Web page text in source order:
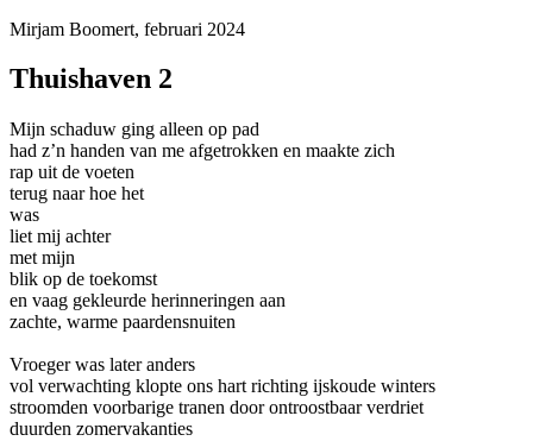
Mirjam Boomert, februari 2024
Thuishaven 2
Mijn schaduw ging alleen op pad
had z’n handen van me afgetrokken en maakte zich
rap uit de voeten
terug naar hoe het
was
liet mij achter
met mijn
blik op de toekomst
en vaag gekleurde herinneringen aan
zachte, warme paardensnuiten
Vroeger was later anders
vol verwachting klopte ons hart richting ijskoude winters
stroomden voorbarige tranen door ontroostbaar verdriet
duurden zomervakanties